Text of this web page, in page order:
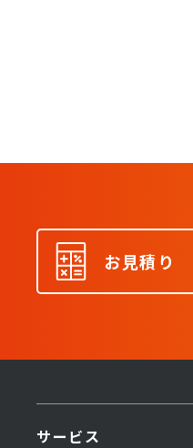
お見積り
サービス